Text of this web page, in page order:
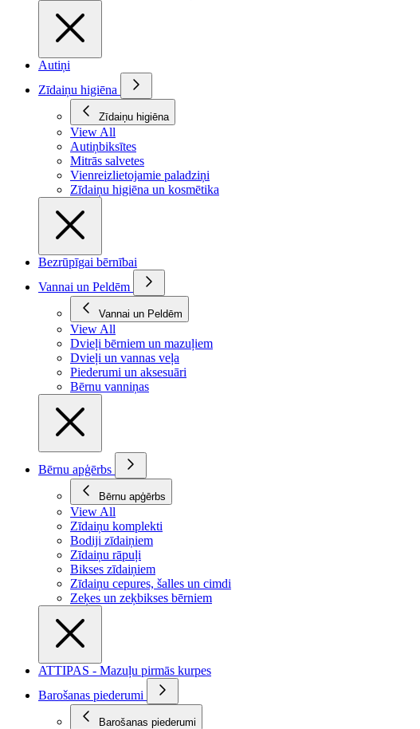
Autiņi
Zīdaiņu higiēna
Zīdaiņu higiēna
View All
Autiņbiksītes
Mitrās salvetes
Vienreizlietojamie paladziņi
Zīdaiņu higiēna un kosmētika
Bezrūpīgai bērnībai
Vannai un Peldēm
Vannai un Peldēm
View All
Dvieļi bērniem un mazuļiem
Dvieļi un vannas veļa
Piederumi un aksesuāri
Bērnu vanniņas
Bērnu apģērbs
Bērnu apģērbs
View All
Zīdaiņu komplekti
Bodiji zīdaiņiem
Zīdaiņu rāpuļi
Bikses zīdaiņiem
Zīdaiņu cepures, šalles un cimdi
Zeķes un zeķbikses bērniem
ATTIPAS - Mazuļu pirmās kurpes
Barošanas piederumi
Barošanas piederumi